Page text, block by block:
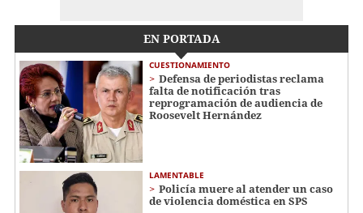
EN PORTADA
CUESTIONAMIENTO
Defensa de periodistas reclama
falta de notificación tras
reprogramación de audiencia de
Roosevelt Hernández
LAMENTABLE
Policía muere al atender un caso
de violencia doméstica en SPS